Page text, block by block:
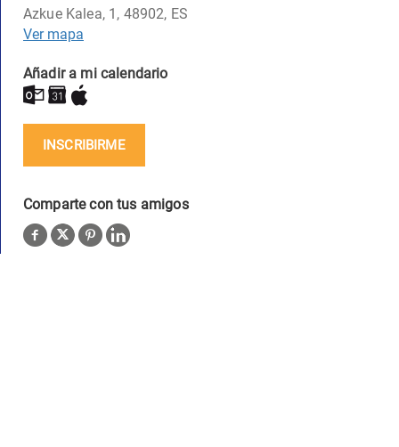
Azkue Kalea, 1, 48902, ES
Ver mapa
Añadir a mi calendario
INSCRIBIRME
Comparte con tus amigos